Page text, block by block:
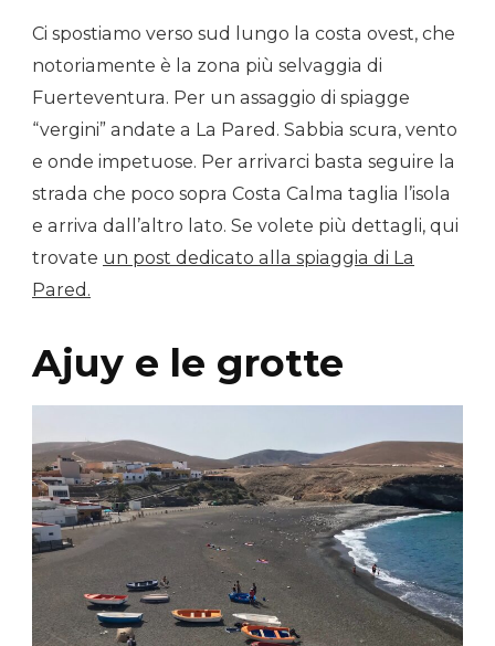
Ci spostiamo verso sud lungo la costa ovest, che
notoriamente è la zona più selvaggia di
Fuerteventura. Per un assaggio di spiagge
“vergini” andate a La Pared. Sabbia scura, vento
e onde impetuose. Per arrivarci basta seguire la
strada che poco sopra Costa Calma taglia l’isola
e arriva dall’altro lato. Se volete più dettagli, qui
trovate un post dedicato alla spiaggia di La
Pared.
Ajuy e le grotte